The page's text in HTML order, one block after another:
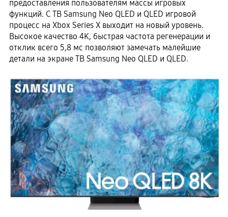
предоставления пользователям массы игровых
функций. С ТВ Samsung Neo QLED и QLED игровой
процесс на Xbox Series X выходит на новый уровень.
Высокое качество 4K, быстрая частота регенерации и
отклик всего 5,8 мс позволяют замечать малейшие
детали на экране ТВ Samsung Neo QLED и QLED.